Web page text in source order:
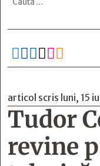
     
articol scris luni, 15
Tudor
revine